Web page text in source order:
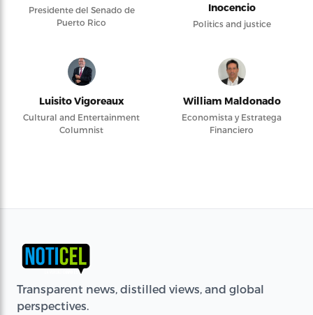
Presidente del Senado de
Puerto Rico
Inocencio
Politics and justice
Luisito Vigoreaux
Cultural and Entertainment
Columnist
William Maldonado
Economista y Estratega
Financiero
Transparent news, distilled views, and global
perspectives.